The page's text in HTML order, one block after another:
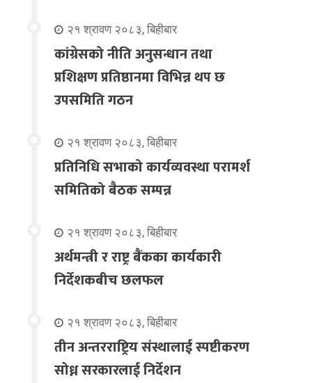
२१ श्रावण २०८३, बिहीबार
कांग्रेसको नीति अनुसन्धान तथा
प्रशिक्षण प्रतिष्ठानमा विभिन्न थप छ
उपसमिति गठन
२१ श्रावण २०८३, बिहीबार
प्रतिनिधि सभाको कार्यव्यवस्था परामर्श
समितिको बैठक सम्पन्न
२१ श्रावण २०८३, बिहीबार
अर्थमन्त्री र राष्ट्र बैंकका कार्यकारी
निर्देशकबीच छलफल
२१ श्रावण २०८३, बिहीबार
तीन अन्तरराष्ट्रिय संस्थालाई स्पष्टीकरण
सोध्न सरकारलाई निर्देशन